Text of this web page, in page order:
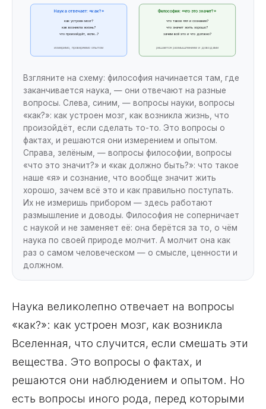
Наука отвечает: «как?»
как устроен мозг?
как возникла жизнь?
что произойдёт, если…?
измеримо, проверяемо опытом
Философия: «что это значит?»
что такое «я» и сознание?
что значит жить хорошо?
зачем всё это и что должно?
решается размышлением и доводами
Взгляните на схему: философия начинается там, где
заканчивается наука, — они отвечают на разные
вопросы. Слева, синим, — вопросы науки, вопросы
«как?»: как устроен мозг, как возникла жизнь, что
произойдёт, если сделать то-то. Это вопросы о
фактах, и решаются они измерением и опытом.
Справа, зелёным, — вопросы философии, вопросы
«что это значит?» и «как должно быть?»: что такое
наше «я» и сознание, что вообще значит жить
хорошо, зачем всё это и как правильно поступать.
Их не измеришь прибором — здесь работают
размышление и доводы. Философия не соперничает
с наукой и не заменяет её: она берётся за то, о чём
наука по своей природе молчит. А молчит она как
раз о самом человеческом — о смысле, ценности и
должном.
Наука великолепно отвечает на вопросы
«как?»: как устроен мозг, как возникла
Вселенная, что случится, если смешать эти
вещества. Это вопросы о фактах, и
решаются они наблюдением и опытом. Но
есть вопросы иного рода, перед которыми